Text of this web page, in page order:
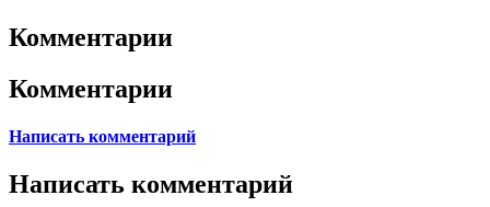
Комментарии
Комментарии
Написать комментарий
Написать комментарий